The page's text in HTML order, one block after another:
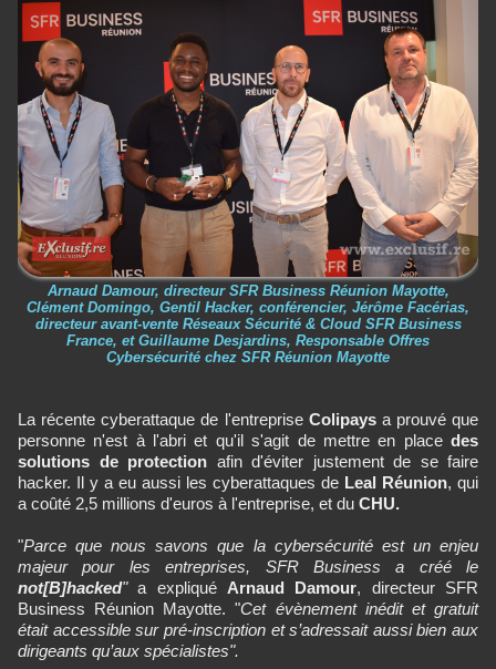
Arnaud Damour, directeur SFR Business Réunion Mayotte,
Clément Domingo, Gentil Hacker, conférencier, Jérôme Facérias,
directeur avant-vente Réseaux Sécurité & Cloud SFR Business
France, et Guillaume Desjardins, Responsable Offres
Cybersécurité chez SFR Réunion Mayotte
La récente cyberattaque de l'entreprise Colipaysa prouvé que
personne n'est à l'abri et qu'il s'agit de mettre en place des
solutions de protection afin d'éviter justement de se faire
hacker. Il y a eu aussi les cyberattaques de Leal Réunion, qui
a coûté 2,5 millions d'euros à l'entreprise, et du CHU.
"Parce que nous savons que la cybersécurité est un enjeu
majeur pour les entreprises, SFR Business a créé le
not[B]hacked"a expliqué Arnaud Damour, directeur SFR
Business Réunion Mayotte. "Cet évènement inédit et gratuit
était accessible sur pré-inscription et s’adressait aussi bien aux
dirigeants qu’aux spécialistes".